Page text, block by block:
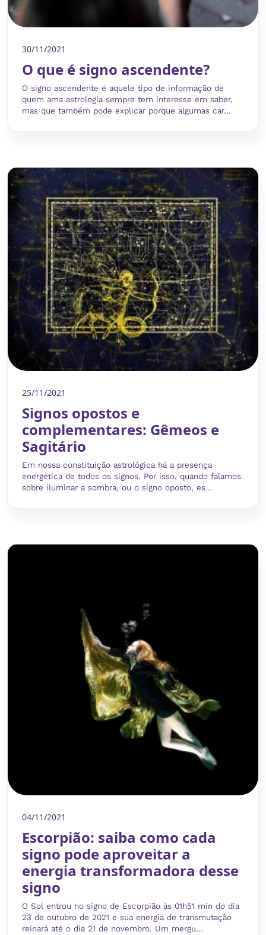
30/11/2021
O que é signo ascendente?
O signo ascendente é aquele tipo de informação de
quem ama astrologia sempre tem interesse em saber,
mas que também pode explicar porque algumas car...
25/11/2021
Signos opostos e
complementares: Gêmeos e
Sagitário
Em nossa constituição astrológica há a presença
energética de todos os signos. Por isso, quando falamos
sobre iluminar a sombra, ou o signo oposto, es...
04/11/2021
Escorpião: saiba como cada
signo pode aproveitar a
energia transformadora desse
signo
O Sol entrou no signo de Escorpião às 01h51 min do dia
23 de outubro de 2021 e sua energia de transmutação
reinará até o dia 21 de novembro. Um mergu...